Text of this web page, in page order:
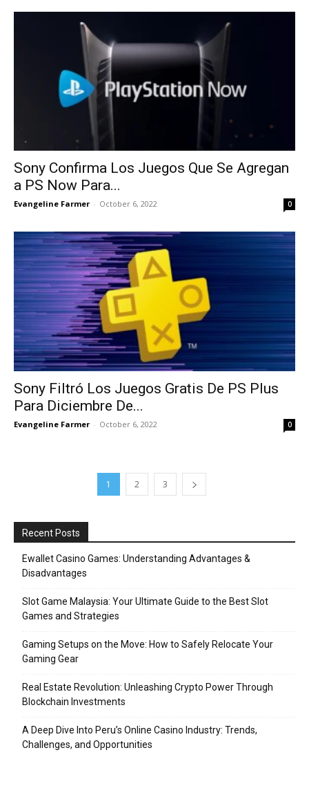
Sony Confirma Los Juegos Que Se Agregan
a PS Now Para...
Evangeline Farmer - October 6, 2022 0
Sony Filtró Los Juegos Gratis De PS Plus
Para Diciembre De...
Evangeline Farmer - October 6, 2022 0
1 2 3
Recent Posts
Ewallet Casino Games: Understanding Advantages &
Disadvantages
Slot Game Malaysia: Your Ultimate Guide to the Best Slot
Games and Strategies
Gaming Setups on the Move: How to Safely Relocate Your
Gaming Gear
Real Estate Revolution: Unleashing Crypto Power Through
Blockchain Investments
A Deep Dive Into Peru’s Online Casino Industry: Trends,
Challenges, and Opportunities